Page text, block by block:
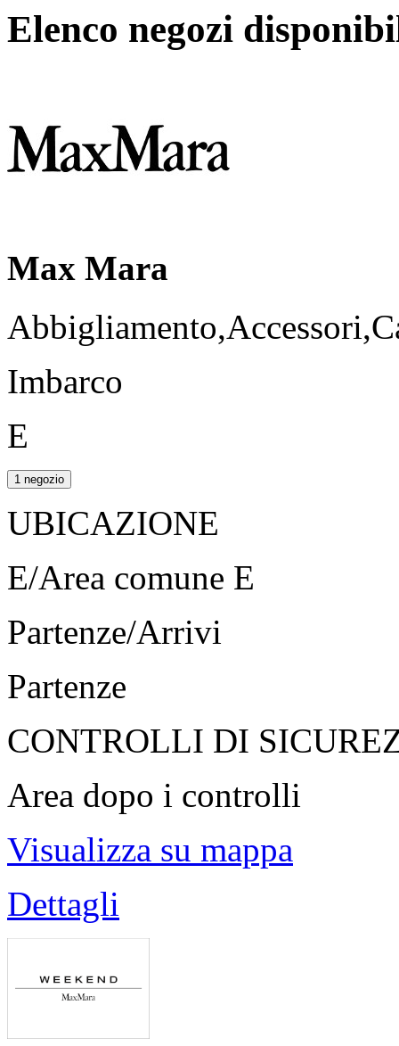
Elenco negozi
Max Mara
Imbarco
E
1 negozio
UBICAZIONE
E/Area comune E
Partenze/Arrivi
Partenze
CONTROLLI DI
Area dopo i controlli
Visualizza su mappa
Dettagli